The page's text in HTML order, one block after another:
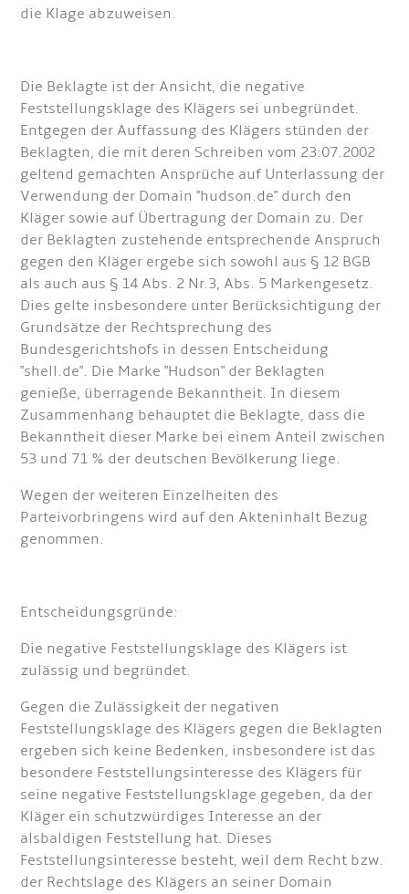
die Klage abzuweisen.
Die Beklagte ist der Ansicht, die negative
Feststellungsklage des Klägers sei unbegründet.
Entgegen der Auffassung des Klägers stünden der
Beklagten, die mit deren Schreiben vom 23:07.2002
geltend gemachten Ansprüche auf Unterlassung der
Verwendung der Domain "hudson.de" durch den
Kläger sowie auf Übertragung der Domain zu. Der
der Beklagten zustehende entsprechende Anspruch
gegen den Kläger ergebe sich sowohl aus § 12 BGB
als auch aus § 14 Abs. 2 Nr.3, Abs. 5 Markengesetz.
Dies gelte insbesondere unter Berücksichtigung der
Grundsätze der Rechtsprechung des
Bundesgerichtshofs in dessen Entscheidung
"shell.de". Die Marke "Hudson" der Beklagten
genieße, überragende Bekanntheit. In diesem
Zusammenhang behauptet die Beklagte, dass die
Bekanntheit dieser Marke bei einem Anteil zwischen
53 und 71 % der deutschen Bevölkerung liege.
Wegen der weiteren Einzelheiten des
Parteivorbringens wird auf den Akteninhalt Bezug
genommen.
Entscheidungsgründe:
Die negative Feststellungsklage des Klägers ist
zulässig und begründet.
Gegen die Zulässigkeit der negativen
Feststellungsklage des Klägers gegen die Beklagten
ergeben sich keine Bedenken, insbesondere ist das
besondere Feststellungsinteresse des Klägers für
seine negative Feststellungsklage gegeben, da der
Kläger ein schutzwürdiges Interesse an der
alsbaldigen Feststellung hat. Dieses
Feststellungsinteresse besteht, weil dem Recht bzw.
der Rechtslage des Klägers an seiner Domain